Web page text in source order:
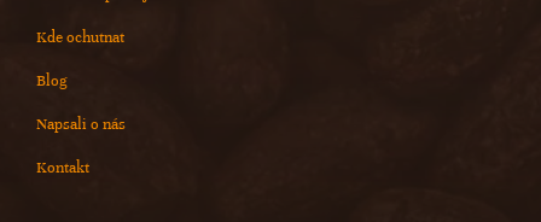
Kde ochutnat
Blog
Napsali o nás
Kontakt